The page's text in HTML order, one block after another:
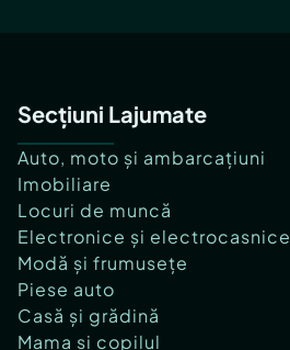
Secțiuni Lajumate
Auto, moto și ambarcațiuni
Imobiliare
Locuri de muncă
Electronice și electrocasnice
Modă și frumusețe
Piese auto
Casă și grădină
Mama și copilul